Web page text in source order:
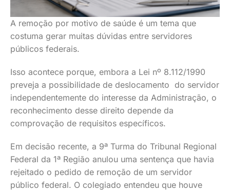
A remoção por motivo de saúde é um tema que
costuma gerar muitas dúvidas entre servidores
públicos federais.
Isso acontece porque, embora a Lei nº 8.112/1990
preveja a possibilidade de deslocamento do servidor
independentemente do interesse da Administração, o
reconhecimento desse direito depende da
comprovação de requisitos específicos.
Em decisão recente, a 9ª Turma do Tribunal Regional
Federal da 1ª Região anulou uma sentença que havia
rejeitado o pedido de remoção de um servidor
público federal. O colegiado entendeu que houve